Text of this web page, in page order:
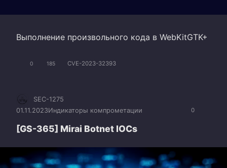
Выполнение произвольного кода в WebKitGTK+
0 185 CVE-2023-32393
0
SEC-1275
01.11.2023Индикаторы компрометации
[GS-365] Mirai Botnet IOCs